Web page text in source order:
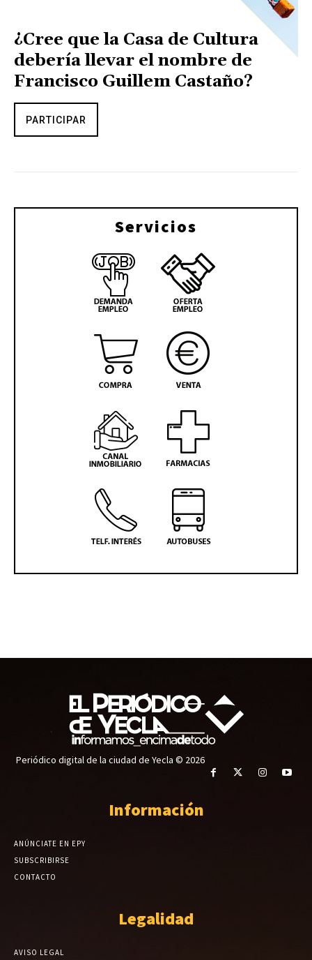
¿Cree que la Casa de Cultura
debería llevar el nombre de
Francisco Guillem Castaño?
PARTICIPAR
Servicios
Periódico digital de la ciudad de Yecla © 2026
Información
ANÚNCIATE EN EPY
SUBSCRIBIRSE
CONTACTO
Legalidad
AVISO LEGAL